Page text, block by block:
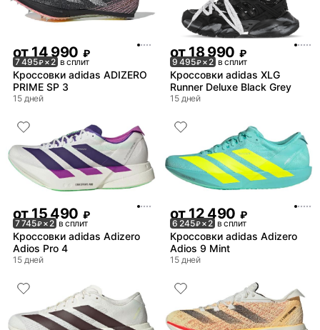
от14 990 ₽
7 495₽× 2 в сплит
Кроссовки adidas ADIZERO
PRIME SP 3
15 дней
от18 990 ₽
9 495₽× 2 в сплит
Кроссовки adidas XLG
Runner Deluxe Black Grey
15 дней
от15 490 ₽
7 745₽× 2 в сплит
Кроссовки adidas Adizero
Adios Pro 4
15 дней
от12 490 ₽
6 245₽× 2 в сплит
Кроссовки adidas Adizero
Adios 9 Mint
15 дней